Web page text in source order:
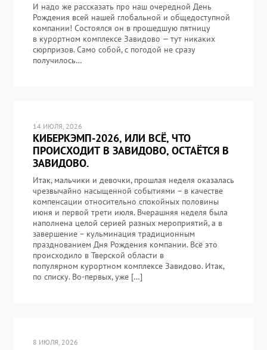
И надо же рассказать про наш очередной День
Рождения всей нашей глобальной и общедоступной
компании! Состоялся он в прошедшую пятницу
в курортном комплексе Завидово — тут никаких
сюрпризов. Само собой, с погодой не сразу
получилось…
14 ИЮЛЯ, 2026
КИБЕРКЭМП-2026, ИЛИ ВСЁ, ЧТО
ПРОИСХОДИТ В ЗАВИДОВО, ОСТАЁТСЯ В
ЗАВИДОВО.
Итак, мальчики и девочки, прошлая неделя оказалась
чрезвычайно насыщенной событиями – в качестве
компенсации относительно спокойных половины
июня и первой трети июля. Вчерашняя неделя была
наполнена целой серией разных мероприятий, а в
завершение – кульминация традиционным
празднованием Дня Рождения компании. Всё это
происходило в Тверской области в
популярном курортном комплексе Завидово. Итак,
по списку. Во-первых, уже […]
8 ИЮЛЯ, 2026